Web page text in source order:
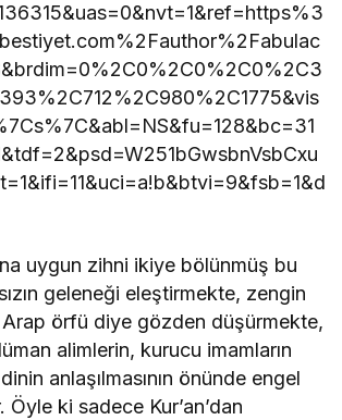
uygun zihni ikiye bölünmüş bu
geleneği eleştirmekte, zengin
Arap örfü diye gözden düşürmekte,
alimlerin, kurucu imamların
anlaşılmasının önünde engel
ki sadece Kur’an’dan